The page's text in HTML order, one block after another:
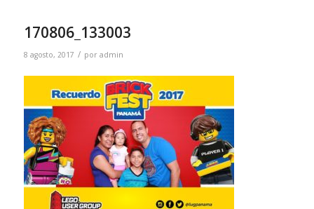
170806_133003
8 agosto, 2017 / por admin